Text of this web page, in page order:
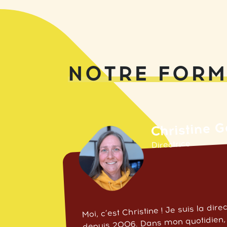
NOTRE
Christine
Directrice
Moi, c’est Christine ! Je suis la
depuis 2006. Dans mon